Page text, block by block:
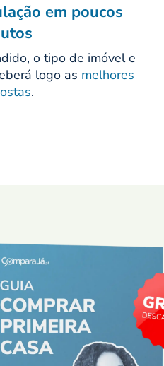
em poucos
o tipo de imóvel e
logo as melhores
.